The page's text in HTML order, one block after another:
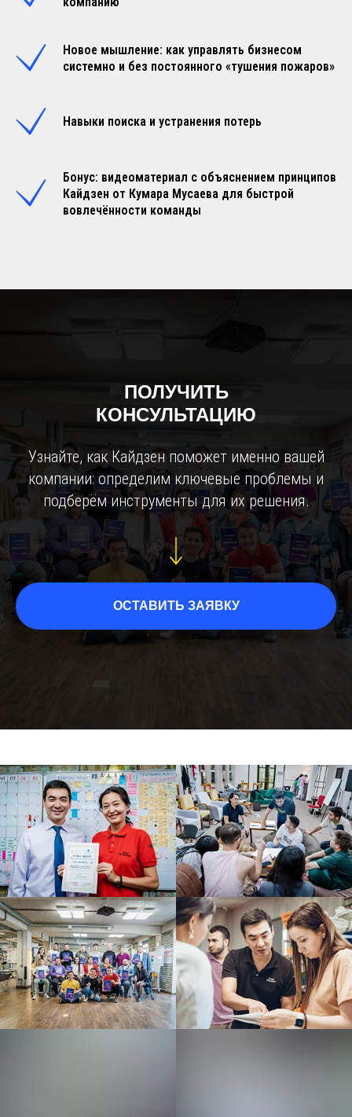
Новое мышление: как управлять бизнесом
системно и без постоянного «тушения пожаров»
Навыки поиска и устранения потерь
Бонус: видеоматериал с объяснением принципов
Кайдзен от Кумара Мусаева для быстрой
вовлечённости команды
ПОЛУЧИТЬ
КОНСУЛЬТАЦИЮ
Узнайте, как Кайдзен поможет именно вашей
компании: определим ключевые проблемы и
подберём инструменты для их решения.
ОСТАВИТЬ ЗАЯВКУ